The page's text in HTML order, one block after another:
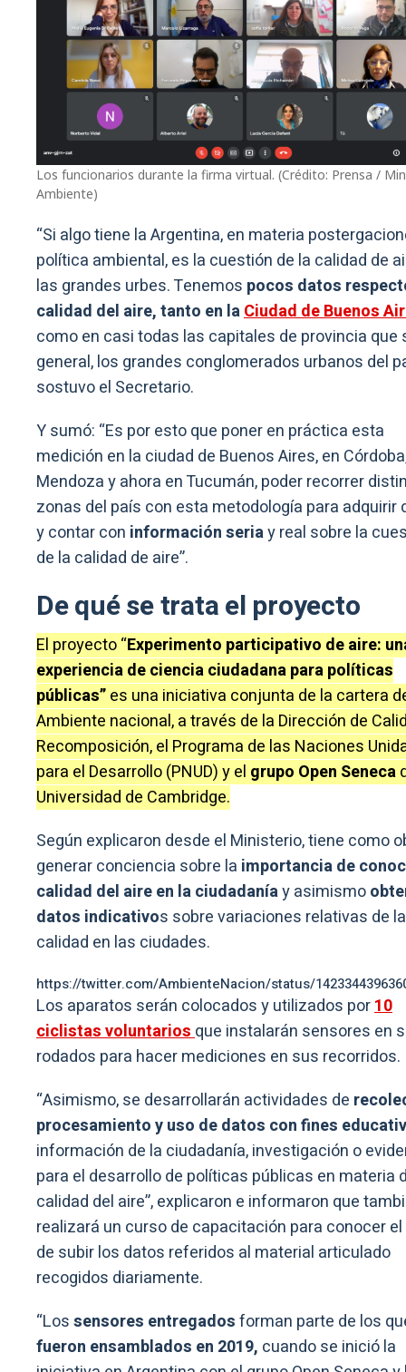
Los funcionarios durante la firma virtual. (Crédito: Prensa /
Ambiente)
“Si algo tiene la Argentina, en materia
política ambiental, es la cuestión de la calidad de
las grandes urbes. Tenemos pocos datos
calidad del aire, tanto en laCiudad de Buenos
como en casi todas las capitales de provincia que
general, los grandes conglomerados urbanos del
sostuvo el Secretario.
Y sumó: “Es por esto que poner en práctica esta
medición en la ciudad de Buenos Aires, en
Mendoza y ahora en Tucumán, poder recorrer
zonas del país con esta metodología para adquirir
y contar con información seriay real sobre la
de la calidad de aire”.
De qué se trata el proyecto
El proyecto “Experimento participativo de aire:
experiencia de ciencia ciudadana para políticas
públicas”es una iniciativa conjunta de la cartera
Ambiente nacional, a través de la Dirección de
Recomposición, el Programa de las Naciones
para el Desarrollo (PNUD) y el grupo Open Seneca
Universidad de Cambridge.
Según explicaron desde el Ministerio, tiene como
generar conciencia sobre la importancia de
calidad del aire en la ciudadaníay asimismo
datos indicativos sobre variaciones relativas de la
calidad en las ciudades.
https://twitter.com/AmbienteNacion/status/
Los aparatos serán colocados y utilizados por10
ciclistas voluntariosque instalarán sensores en
rodados para hacer mediciones en sus recorridos.
“Asimismo, se desarrollarán actividades de
procesamiento y uso de datos con fines
información de la ciudadanía, investigación o
para el desarrollo de políticas públicas en materia
calidad del aire”, explicaron e informaron que
realizará un curso de capacitación para conocer
de subir los datos referidos al material articulado
recogidos diariamente.
“Lossensores entregadosforman parte de los
fueron ensamblados en 2019, cuando se inició la